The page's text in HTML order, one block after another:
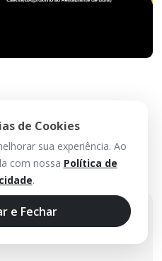
de Cookies
sua experiência. Ao
com nossa Política de
.
e Fechar